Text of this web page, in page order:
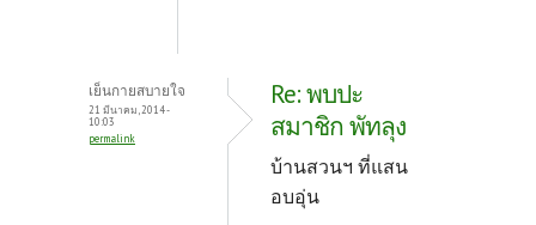
เย็นกายสบายใจ
21 มีนาคม, 2014 -
10:03
permalink
Re: พบปะ
สมาชิก พัทลุง
บ้านสวนฯ ที่แสน
อบอุ่น